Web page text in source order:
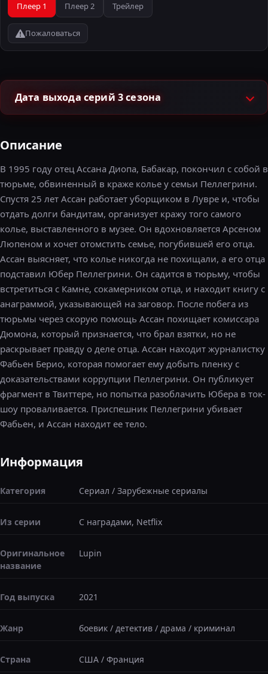
Плеер 1 Плеер 2 Трейлер
Пожаловаться
Дата выхода серий 3 сезона
Описание
В 1995 году отец Ассана Диопа, Бабакар, покончил с собой в
тюрьме, обвиненный в краже колье у семьи Пеллегрини.
Спустя 25 лет Ассан работает уборщиком в Лувре и, чтобы
отдать долги бандитам, организует кражу того самого
колье, выставленного в музее. Он вдохновляется Арсеном
Люпеном и хочет отомстить семье, погубившей его отца.
Ассан выясняет, что колье никогда не похищали, а его отца
подставил Юбер Пеллегрини. Он садится в тюрьму, чтобы
встретиться с Камне, сокамерником отца, и находит книгу с
анаграммой, указывающей на заговор. После побега из
тюрьмы через скорую помощь Ассан похищает комиссара
Дюмона, который признается, что брал взятки, но не
раскрывает правду о деле отца. Ассан находит журналистку
Фабьен Берио, которая помогает ему добыть пленку с
доказательствами коррупции Пеллегрини. Он публикует
фрагмент в Твиттере, но попытка разоблачить Юбера в ток-
шоу проваливается. Приспешник Пеллегрини убивает
Фабьен, и Ассан находит ее тело.
Информация
Категория Сериал / Зарубежные сериалы
Из серии С наградами, Netflix
Оригинальное
название
Lupin
Год выпуска 2021
Жанр боевик / детектив / драма / криминал
Страна США / Франция